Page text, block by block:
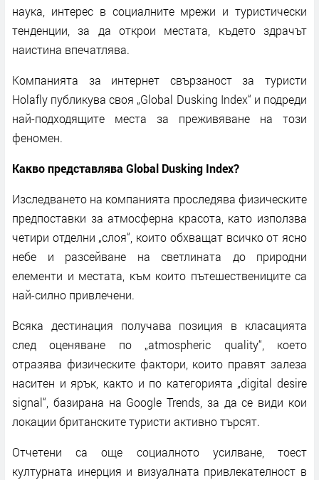
наука, интерес в социалните мрежи и туристически
тенденции, за да открои местата, където здрачът
наистина впечатлява.
Компанията за интернет свързаност за туристи
Holafly публикува своя „Global Dusking Index“ и подреди
най-подходящите места за преживяване на този
феномен.
Какво представлява Global Dusking Index?
Изследването на компанията проследява физическите
предпоставки за атмосферна красота, като използва
четири отделни „слоя“, които обхващат всичко от ясно
небе и разсейване на светлината до природни
елементи и местата, към които пътешествениците са
най-силно привлечени.
Всяка дестинация получава позиция в класацията
след оценяване по „atmospheric quality“, което
отразява физическите фактори, които правят залеза
наситен и ярък, както и по категорията „digital desire
signal“, базирана на Google Trends, за да се види кои
локации британските туристи активно търсят.
Отчетени са още социалното усилване, тоест
културната инерция и визуалната привлекателност в